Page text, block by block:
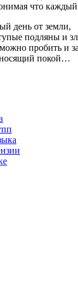
что каждый
день от земли,
подляны и
пробить и
покой…